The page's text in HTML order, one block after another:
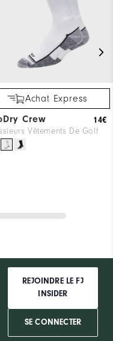
Achat Express
Crew
Vêtements De Golf
14€
REJOINDRE LE FJ
INSIDER
SE CONNECTER